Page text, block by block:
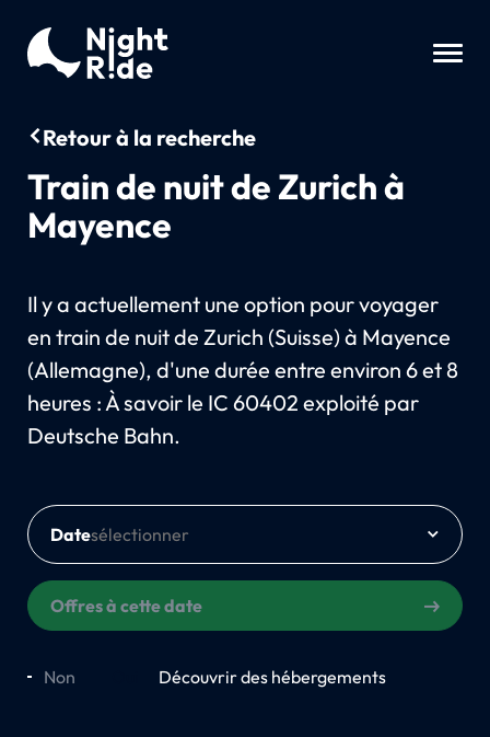
Retour à la recherche
Train de nuit de Zurich à
Mayence
Il y a actuellement une option pour voyager
en train de nuit de Zurich (Suisse) à Mayence
(Allemagne), d'une durée entre environ 6 et 8
heures : À savoir le IC 60402 exploité par
Deutsche Bahn.
Date
Offres à cette date
Non Découvrir des hébergements